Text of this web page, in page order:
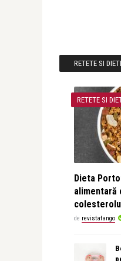
RETETE SI
RETETE SI
Dieta
alimentară
de revistatango